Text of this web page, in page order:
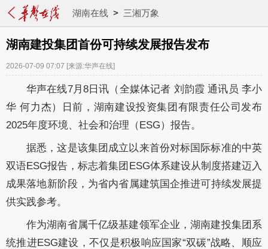
湖南在线> 三湘万象
湖南建投集团首份可持续发展报告发布
2026-07-09 07:07 [来源:华声在线]
华声在线7月8日讯（全媒体记者 刘韵霞 通讯员 李小
华 何力杰）日前，湖南建设投资集团有限责任公司发布
2025年度环境、社会和治理（ESG）报告。
据悉，这是该集团成立以来首份对标国际标准的中英
双语ESG报告，标志着集团ESG体系建设从制度搭建迈入
成果落地新阶段，为省内省属建筑国企推进可持续发展提
供实践参考。
作为湖南省属千亿级基建领军企业，湖南建投集团系
统推进ESG建设，不仅是积极响应国家“双碳”战略、顺应